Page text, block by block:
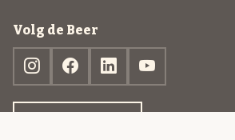
Volg de Beer